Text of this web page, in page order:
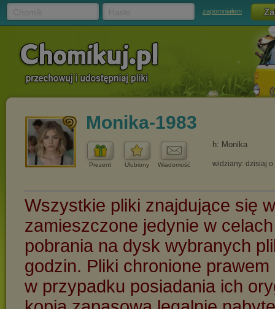
zapomniałem
Monika-1983
Prezent Ulubiony Wiadomość
h: Monika
widziany: dzisiaj o